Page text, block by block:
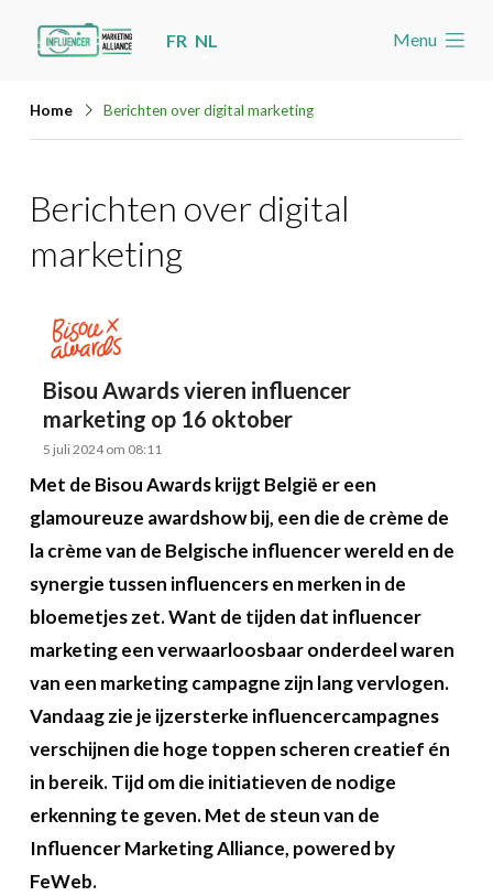
Jump
Jump
main
FR NL Menu
Home Berichten over digital marketing
Berichten over digital
marketing
Bisou Awards vieren influencer
marketing op 16 oktober
5 juli 2024 om 08:11
Met de Bisou Awards krijgt België er een
glamoureuze awardshow bij, een die de crème de
la crème van de Belgische influencer wereld en de
synergie tussen influencers en merken in de
bloemetjes zet. Want de tijden dat influencer
marketing een verwaarloosbaar onderdeel waren
van een marketing campagne zijn lang vervlogen.
Vandaag zie je ijzersterke influencercampagnes
verschijnen die hoge toppen scheren creatief én
in bereik. Tijd om die initiatieven de nodige
erkenning te geven. Met de steun van de
Influencer Marketing Alliance, powered by
FeWeb.
Nieuwsberichten per label
Word lid